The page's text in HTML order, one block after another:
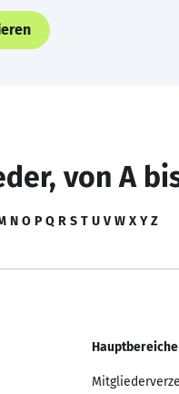
von A
N O P Q R S T U V W X Y Z
Hauptbereiche